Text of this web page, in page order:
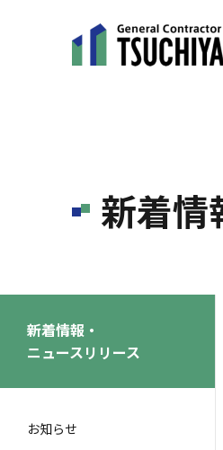
新着情
新着情報・
ニュースリリース
お知らせ